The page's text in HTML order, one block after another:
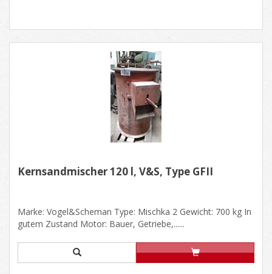
Kernsandmischer 120 l, V&S, Type GFII
Marke: Vogel&Scheman Type: Mischka 2 Gewicht: 700 kg In
gutem Zustand Motor: Bauer, Getriebe,......